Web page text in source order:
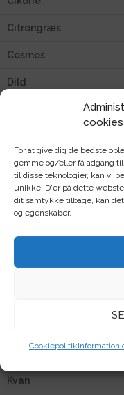
cookies
For at give dig de bedste
gemme og/eller få adgang
til disse teknologier, kan vi
unikke ID'er på dette
dit samtykke tilbage, kan
og egenskaber.
CookiepolitikInformation
Citrongræs
Cosmos
Dild
Forårsløg
Grøngødning
Gulerod
Knold
Kvan